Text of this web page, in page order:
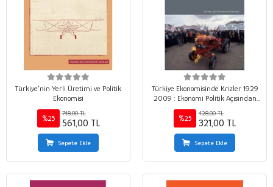
Türkiye'nin Yerli Üretimi ve Politik
Ekonomisi
%25
748,00 TL
561,00 TL
Sepete Ekle
Türkiye Ekonomisinde Krizler 1929
2009 : Ekonomi Politik Açısından
Bir İrdeleme
%25
428,00 TL
321,00 TL
Sepete Ekle